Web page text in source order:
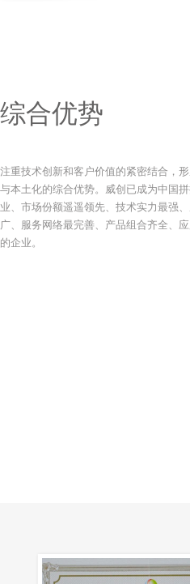
综合优势
注重技术创新和客户价值的紧密结合，
与本土化的综合优势。威创已成为中国
业、市场份额遥遥领先、技术实力最强
广、服务网络最完善、产品组合齐全、
的企业。